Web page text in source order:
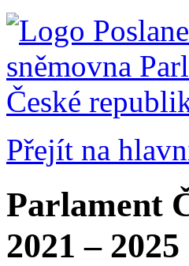
Přejít na
Parlament
2021 – 2025